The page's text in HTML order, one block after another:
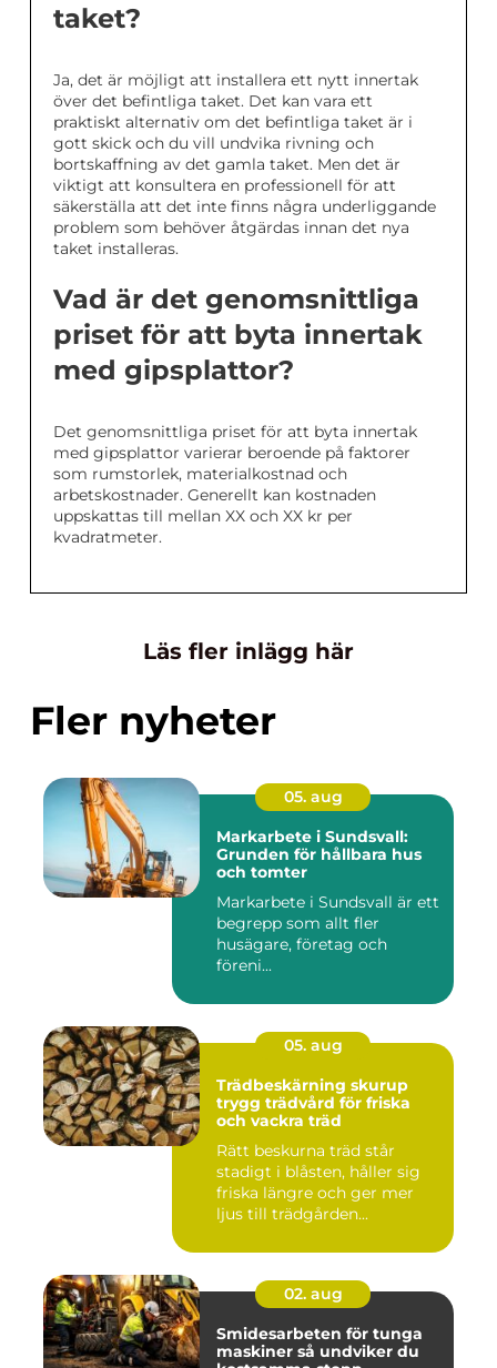
taket?
Ja, det är möjligt att installera ett nytt innertak
över det befintliga taket. Det kan vara ett
praktiskt alternativ om det befintliga taket är i
gott skick och du vill undvika rivning och
bortskaffning av det gamla taket. Men det är
viktigt att konsultera en professionell för att
säkerställa att det inte finns några underliggande
problem som behöver åtgärdas innan det nya
taket installeras.
Vad är det genomsnittliga
priset för att byta innertak
med gipsplattor?
Det genomsnittliga priset för att byta innertak
med gipsplattor varierar beroende på faktorer
som rumstorlek, materialkostnad och
arbetskostnader. Generellt kan kostnaden
uppskattas till mellan XX och XX kr per
kvadratmeter.
Läs fler inlägg här
Fler nyheter
05. aug
Markarbete i Sundsvall:
Grunden för hållbara hus
och tomter
Markarbete i Sundsvall är ett
begrepp som allt fler
husägare, företag och
föreni...
05. aug
Trädbeskärning skurup
trygg trädvård för friska
och vackra träd
Rätt beskurna träd står
stadigt i blåsten, håller sig
friska längre och ger mer
ljus till trädgården...
02. aug
Smidesarbeten för tunga
maskiner så undviker du